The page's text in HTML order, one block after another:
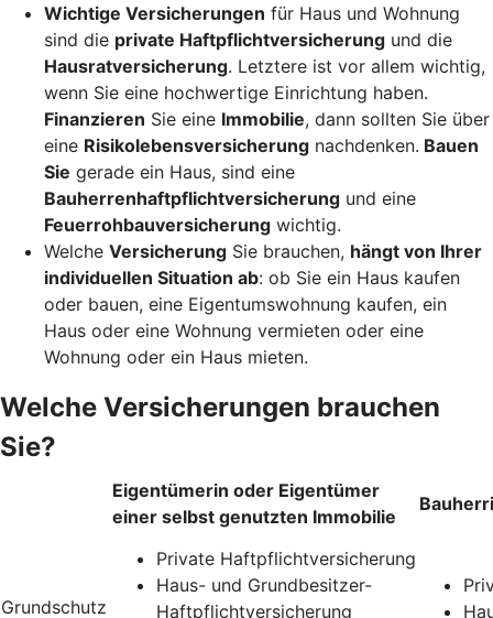
Wichtige Versicherungen für Haus und Wohnung
sind die private Haftpflichtversicherung und die
Hausratversicherung. Letztere ist vor allem wichtig,
wenn Sie eine hochwertige Einrichtung haben.
Finanzieren Sie eine Immobilie, dann sollten Sie über
eine Risikolebensversicherung nachdenken. Bauen
Sie gerade ein Haus, sind eine
Bauherrenhaftpflichtversicherung und eine
Feuerrohbauversicherung wichtig.
Welche Versicherung Sie brauchen, hängt von Ihrer
individuellen Situation ab: ob Sie ein Haus kaufen
oder bauen, eine Eigentumswohnung kaufen, ein
Haus oder eine Wohnung vermieten oder eine
Wohnung oder ein Haus mieten.
Welche Versicherungen brauchen
Sie?
Eigentümerin oder Eigentümer
einer selbst genutzten Immobilie
Grundschutz
Private Haftpflichtversicherung
Haus- und Grundbesitzer-
Haftpflichtversicherung